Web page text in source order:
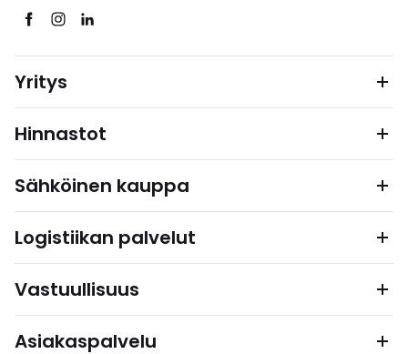
Yritys
Hinnastot
Sähköinen kauppa
Logistiikan palvelut
Vastuullisuus
Asiakaspalvelu